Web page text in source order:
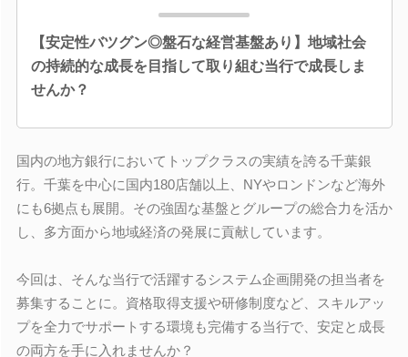
【安定性バツグン◎盤石な経営基盤あり】地域社会
の持続的な成長を目指して取り組む当行で成長しま
せんか？
国内の地方銀行においてトップクラスの実績を誇る千葉銀
行。千葉を中心に国内180店舗以上、NYやロンドンなど海外
にも6拠点も展開。その強固な基盤とグループの総合力を活か
し、多方面から地域経済の発展に貢献しています。
今回は、そんな当行で活躍するシステム企画開発の担当者を
募集することに。資格取得支援や研修制度など、スキルアッ
プを全力でサポートする環境も完備する当行で、安定と成長
の両方を手に入れませんか？